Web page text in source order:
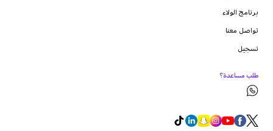
برنامج الولاء
تواصل معنا
تسجيل
طلب مساعدة؟